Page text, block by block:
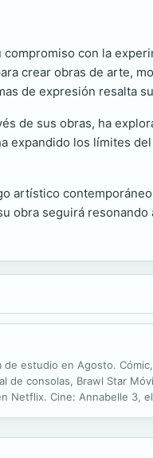
con la
crear obras de arte,
de expresión resalta
de sus obras, ha
expandido los límites
artístico
obra seguirá resonando
estudio en Agosto.
de consolas, Brawl Star
Netflix. Cine: Annabelle 3,